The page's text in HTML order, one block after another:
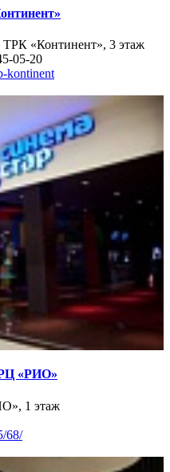
ТРК «Континент», 3 этаж
05-20
kontinent
«РИО»
1 этаж
68/